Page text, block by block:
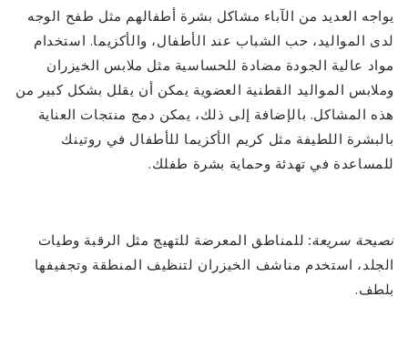
يواجه العديد من الآباء مشاكل بشرة أطفالهم مثل طفح الوجه
لدى المواليد، حب الشباب عند الأطفال، والأكزيما. استخدام
مواد عالية الجودة مضادة للحساسية مثل ملابس الخيزران
وملابس المواليد القطنية العضوية يمكن أن يقلل بشكل كبير من
هذه المشاكل. بالإضافة إلى ذلك، يمكن دمج منتجات العناية
بالبشرة اللطيفة مثل كريم الأكزيما للأطفال في روتينك
للمساعدة في تهدئة وحماية بشرة طفلك.
نصيحة سريعة:للمناطق المعرضة للتهيج مثل الرقبة وطيات
الجلد، استخدم مناشف الخيزران لتنظيف المنطقة وتجفيفها
بلطف.